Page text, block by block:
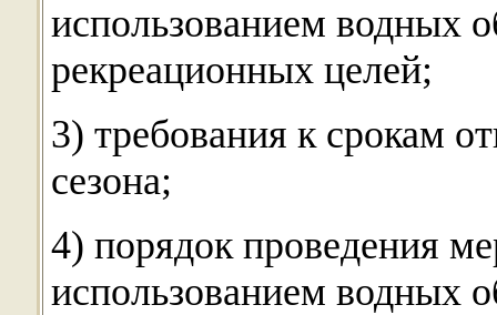
использованием водных
рекреационных целей;
3) требования к срокам
сезона;
4) порядок проведения
использованием водных